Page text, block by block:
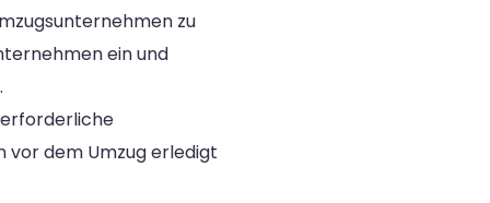
zu
ein und
vor dem Umzug erledigt